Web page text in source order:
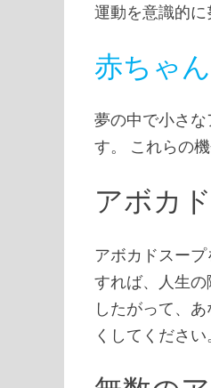
運動を意識的に
赤ちゃん
夢の中で小さ
す。 これらの
アボカ
アボカドスー
すれば、人生
したがって、
くしてください